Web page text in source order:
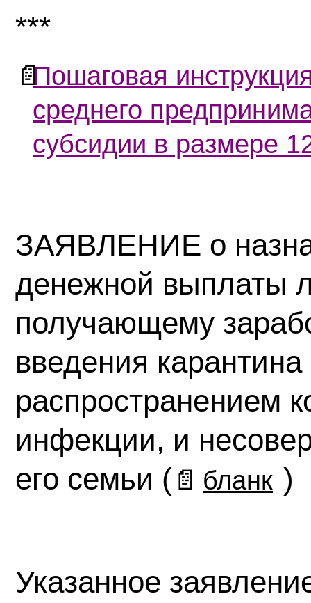
***
📄Пошаговая
среднего
субсидии в размере
ЗАЯВЛЕНИЕ о
денежной выплаты
получающему
введения карантина
распространением
инфекции, и
его семьи ( 📄 бланк )
Указанное